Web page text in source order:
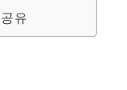
유